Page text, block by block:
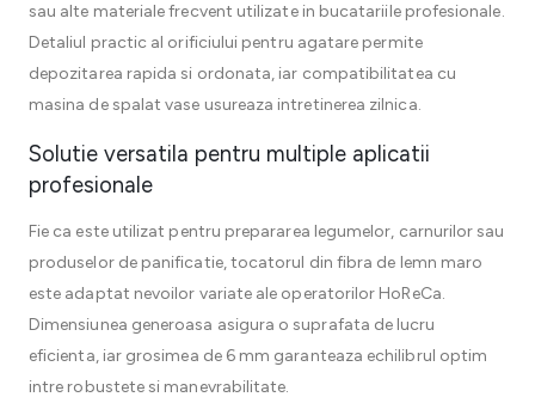
sau alte materiale frecvent utilizate in bucatariile profesionale.
Detaliul practic al orificiului pentru agatare permite
depozitarea rapida si ordonata, iar compatibilitatea cu
masina de spalat vase usureaza intretinerea zilnica.
Solutie versatila pentru multiple aplicatii
profesionale
Fie ca este utilizat pentru prepararea legumelor, carnurilor sau
produselor de panificatie, tocatorul din fibra de lemn maro
este adaptat nevoilor variate ale operatorilor HoReCa.
Dimensiunea generoasa asigura o suprafata de lucru
eficienta, iar grosimea de 6 mm garanteaza echilibrul optim
intre robustete si manevrabilitate.